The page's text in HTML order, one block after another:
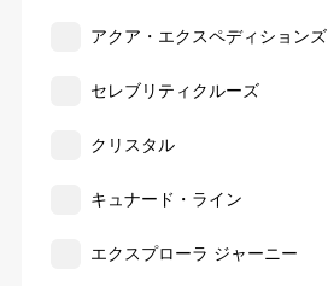
アクア・エクスペディションズ
セレブリティクルーズ
クリスタル
キュナード・ライン
エクスプローラ ジャーニー